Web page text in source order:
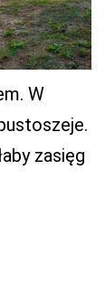
W
zasięg